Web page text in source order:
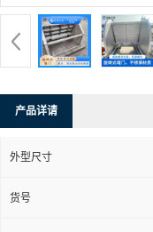
产品详请
外型尺寸
货号